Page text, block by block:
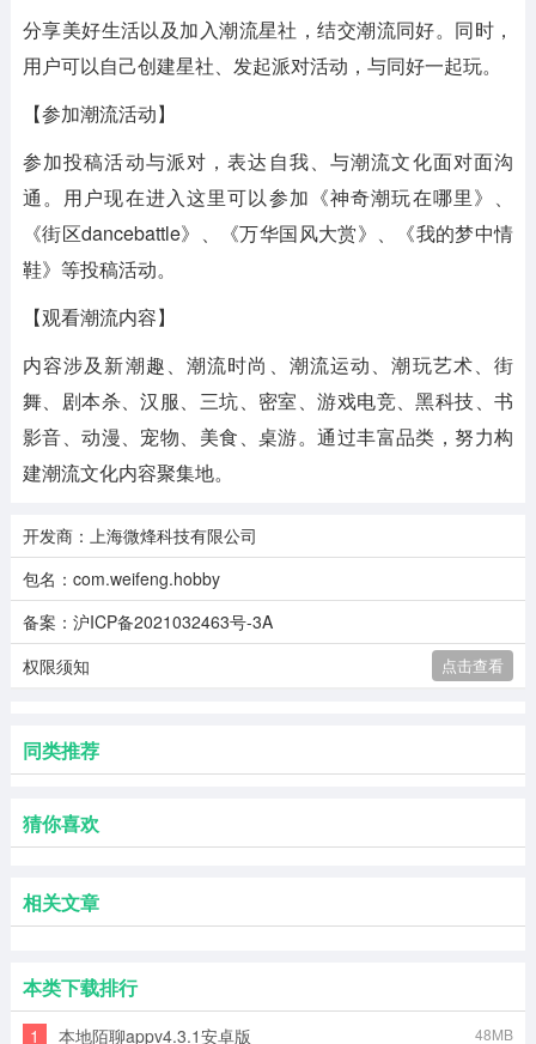
分享美好生活以及加入潮流星社，结交潮流同好。同时，
用户可以自己创建星社、发起派对活动，与同好一起玩。
【参加潮流活动】
参加投稿活动与派对，表达自我、与潮流文化面对面沟
通。用户现在进入这里可以参加《神奇潮玩在哪里》、
《街区dancebattle》、《万华国风大赏》、《我的梦中情
鞋》等投稿活动。
【观看潮流内容】
内容涉及新潮趣、潮流时尚、潮流运动、潮玩艺术、街
舞、剧本杀、汉服、三坑、密室、游戏电竞、黑科技、书
影音、动漫、宠物、美食、桌游。通过丰富品类，努力构
建潮流文化内容聚集地。
开发商：上海微烽科技有限公司
包名：com.weifeng.hobby
备案：沪ICP备2021032463号-3A
权限须知
点击查看
同类推荐
猜你喜欢
相关文章
本类下载排行
1 本地陌聊appv4.3.1安卓版 48MB